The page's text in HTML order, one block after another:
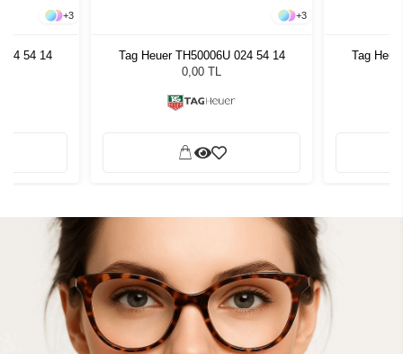
+3
54 14
+3
Tag Heuer TH50006U 024 54 14
0,00 TL
Tag